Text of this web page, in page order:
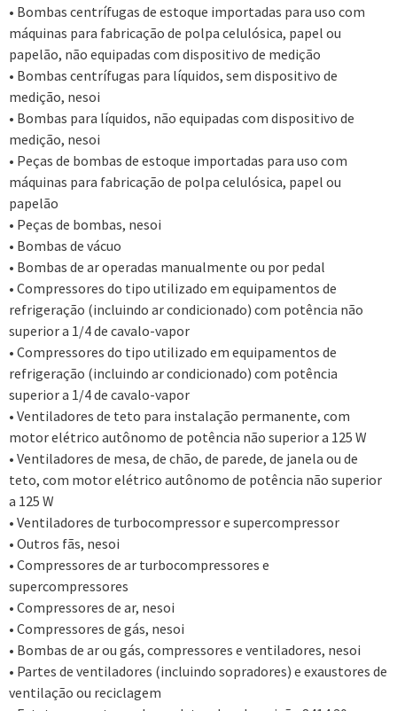
• Bombas centrífugas de estoque importadas para uso com
máquinas para fabricação de polpa celulósica, papel ou
papelão, não equipadas com dispositivo de medição
• Bombas centrífugas para líquidos, sem dispositivo de
medição, nesoi
• Bombas para líquidos, não equipadas com dispositivo de
medição, nesoi
• Peças de bombas de estoque importadas para uso com
máquinas para fabricação de polpa celulósica, papel ou
papelão
• Peças de bombas, nesoi
• Bombas de vácuo
• Bombas de ar operadas manualmente ou por pedal
• Compressores do tipo utilizado em equipamentos de
refrigeração (incluindo ar condicionado) com potência não
superior a 1/4 de cavalo-vapor
• Compressores do tipo utilizado em equipamentos de
refrigeração (incluindo ar condicionado) com potência
superior a 1/4 de cavalo-vapor
• Ventiladores de teto para instalação permanente, com
motor elétrico autônomo de potência não superior a 125 W
• Ventiladores de mesa, de chão, de parede, de janela ou de
teto, com motor elétrico autônomo de potência não superior
a 125 W
• Ventiladores de turbocompressor e supercompressor
• Outros fãs, nesoi
• Compressores de ar turbocompressores e
supercompressores
• Compressores de ar, nesoi
• Compressores de gás, nesoi
• Bombas de ar ou gás, compressores e ventiladores, nesoi
• Partes de ventiladores (incluindo sopradores) e exaustores de
ventilação ou reciclagem